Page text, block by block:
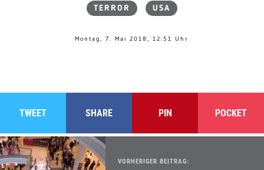
TERROR USA
Montag, 7. Mai 2018, 12:51 Uhr
TWEET SHARE PIN POCKET
VORHERIGER BEITRAG: